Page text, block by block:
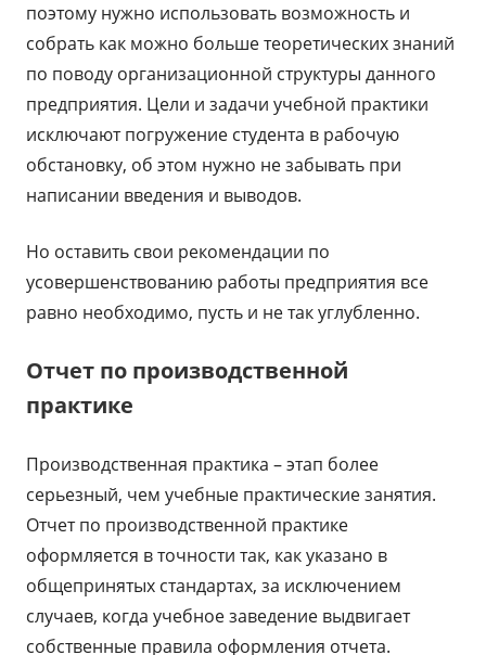
поэтому нужно использовать возможность и
собрать как можно больше теоретических знаний
по поводу организационной структуры данного
предприятия. Цели и задачи учебной практики
исключают погружение студента в рабочую
обстановку, об этом нужно не забывать при
написании введения и выводов.
Но оставить свои рекомендации по
усовершенствованию работы предприятия все
равно необходимо, пусть и не так углубленно.
Отчет по производственной
практике
Производственная практика – этап более
серьезный, чем учебные практические занятия.
Отчет по производственной практике
оформляется в точности так, как указано в
общепринятых стандартах, за исключением
случаев, когда учебное заведение выдвигает
собственные правила оформления отчета.